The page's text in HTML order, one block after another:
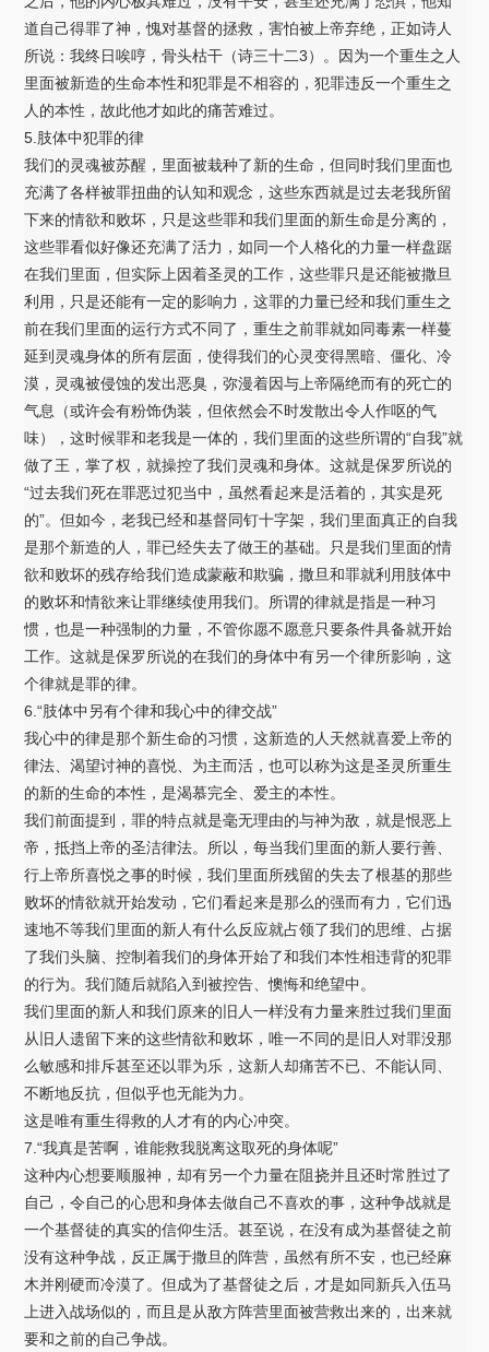
道自己得罪了神，愧对基督的拯救，害怕被上帝弃绝，正如诗人
所说：我终日唉哼，骨头枯干（诗三十二3）。因为一个重生之人
里面被新造的生命本性和犯罪是不相容的，犯罪违反一个重生之
人的本性，故此他才如此的痛苦难过。
5.肢体中犯罪的律
我们的灵魂被苏醒，里面被栽种了新的生命，但同时我们里面也
充满了各样被罪扭曲的认知和观念，这些东西就是过去老我所留
下来的情欲和败坏，只是这些罪和我们里面的新生命是分离的，
这些罪看似好像还充满了活力，如同一个人格化的力量一样盘踞
在我们里面，但实际上因着圣灵的工作，这些罪只是还能被撒旦
利用，只是还能有一定的影响力，这罪的力量已经和我们重生之
前在我们里面的运行方式不同了，重生之前罪就如同毒素一样蔓
延到灵魂身体的所有层面，使得我们的心灵变得黑暗、僵化、冷
漠，灵魂被侵蚀的发出恶臭，弥漫着因与上帝隔绝而有的死亡的
气息（或许会有粉饰伪装，但依然会不时发散出令人作呕的气
味），这时候罪和老我是一体的，我们里面的这些所谓的“自我”就
做了王，掌了权，就操控了我们灵魂和身体。这就是保罗所说的
“过去我们死在罪恶过犯当中，虽然看起来是活着的，其实是死
的”。但如今，老我已经和基督同钉十字架，我们里面真正的自我
是那个新造的人，罪已经失去了做王的基础。只是我们里面的情
欲和败坏的残存给我们造成蒙蔽和欺骗，撒旦和罪就利用肢体中
的败坏和情欲来让罪继续使用我们。所谓的律就是指是一种习
惯，也是一种强制的力量，不管你愿不愿意只要条件具备就开始
工作。这就是保罗所说的在我们的身体中有另一个律所影响，这
个律就是罪的律。
6.“肢体中另有个律和我心中的律交战”
我心中的律是那个新生命的习惯，这新造的人天然就喜爱上帝的
律法、渴望讨神的喜悦、为主而活，也可以称为这是圣灵所重生
的新的生命的本性，是渴慕完全、爱主的本性。
我们前面提到，罪的特点就是毫无理由的与神为敌，就是恨恶上
帝，抵挡上帝的圣洁律法。所以，每当我们里面的新人要行善、
行上帝所喜悦之事的时候，我们里面所残留的失去了根基的那些
败坏的情欲就开始发动，它们看起来是那么的强而有力，它们迅
速地不等我们里面的新人有什么反应就占领了我们的思维、占据
了我们头脑、控制着我们的身体开始了和我们本性相违背的犯罪
的行为。我们随后就陷入到被控告、懊悔和绝望中。
我们里面的新人和我们原来的旧人一样没有力量来胜过我们里面
从旧人遗留下来的这些情欲和败坏，唯一不同的是旧人对罪没那
么敏感和排斥甚至还以罪为乐，这新人却痛苦不已、不能认同、
不断地反抗，但似乎也无能为力。
这是唯有重生得救的人才有的内心冲突。
7.“我真是苦啊，谁能救我脱离这取死的身体呢”
这种内心想要顺服神，却有另一个力量在阻挠并且还时常胜过了
自己，令自己的心思和身体去做自己不喜欢的事，这种争战就是
一个基督徒的真实的信仰生活。甚至说，在没有成为基督徒之前
没有这种争战，反正属于撒旦的阵营，虽然有所不安，也已经麻
木并刚硬而冷漠了。但成为了基督徒之后，才是如同新兵入伍马
上进入战场似的，而且是从敌方阵营里面被营救出来的，出来就
要和之前的自己争战。